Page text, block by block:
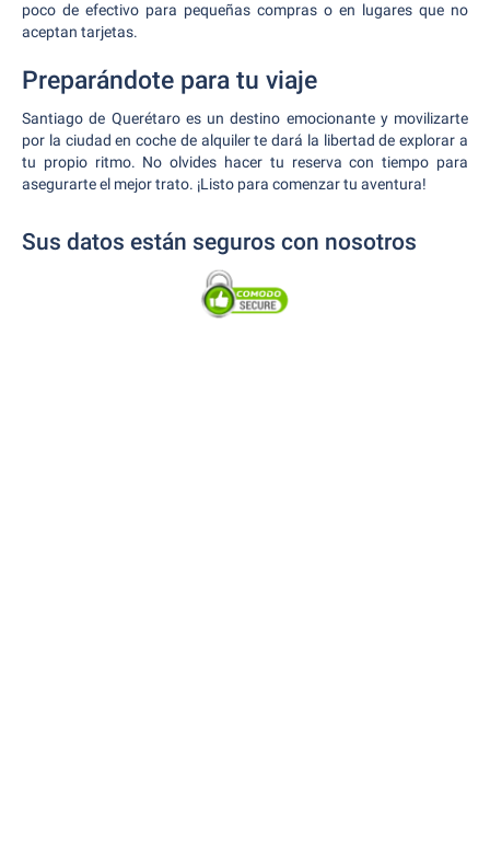
poco de efectivo para pequeñas compras o en lugares que no
aceptan tarjetas.
Preparándote para tu viaje
Santiago de Querétaro es un destino emocionante y movilizarte
por la ciudad en coche de alquiler te dará la libertad de explorar a
tu propio ritmo. No olvides hacer tu reserva con tiempo para
asegurarte el mejor trato. ¡Listo para comenzar tu aventura!
Sus datos están seguros con nosotros